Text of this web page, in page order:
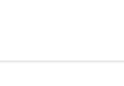
d'audience,